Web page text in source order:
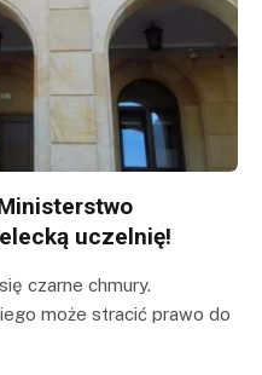
uczelnię!
czarne chmury.
może stracić prawo do